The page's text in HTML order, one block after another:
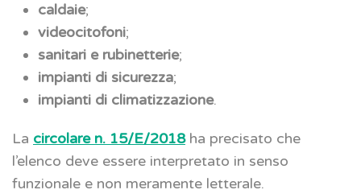
caldaie;
videocitofoni;
sanitari e rubinetterie;
impianti di sicurezza;
impianti di climatizzazione.
La circolare n. 15/E/2018ha precisato che
l’elenco deve essere interpretato in senso
funzionale e non meramente letterale.